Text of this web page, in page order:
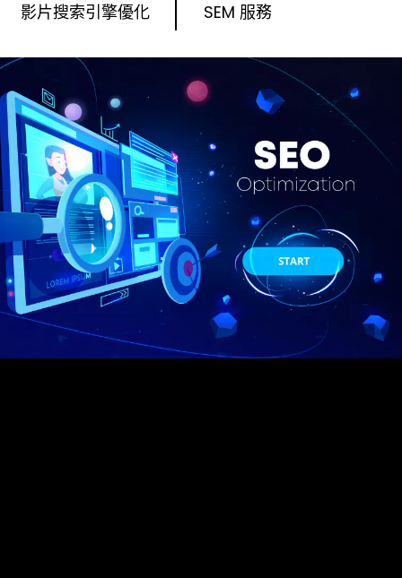
影片搜索引擎優化 SEM 服務